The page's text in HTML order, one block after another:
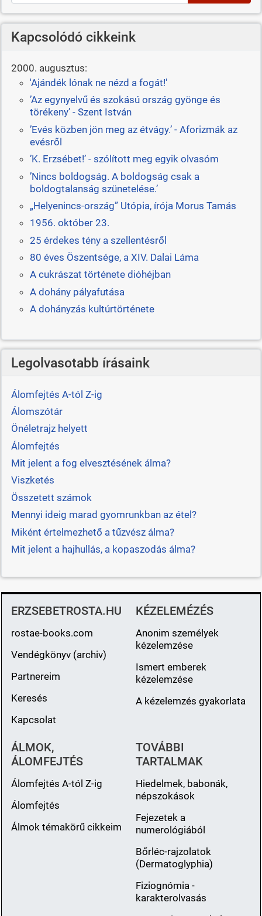
Kapcsolódó cikkeink
2000. augusztus:
'Ajándék lónak ne nézd a fogát!'
’Az egynyelvű és szokású ország gyönge és
törékeny’ - Szent István
’Evés közben jön meg az étvágy.’ - Aforizmák az
evésről
’K. Erzsébet!’ - szólított meg egyik olvasóm
’Nincs boldogság. A boldogság csak a
boldogtalanság szünetelése.’
„Helyenincs-ország” Utópia, írója Morus Tamás
1956. október 23.
25 érdekes tény a szellentésről
80 éves Öszentsége, a XIV. Dalai Láma
A cukrászat története dióhéjban
A dohány pályafutása
A dohányzás kultúrtörténete
Legolvasotabb írásaink
Álomfejtés A-tól Z-ig
Álomszótár
Önéletrajz helyett
Álomfejtés
Mit jelent a fog elvesztésének álma?
Viszketés
Összetett számok
Mennyi ideig marad gyomrunkban az étel?
Miként értelmezhető a tűzvész álma?
Mit jelent a hajhullás, a kopaszodás álma?
ERZSEBETROSTA.HU
rostae-books.com
Vendégkönyv (archiv)
Partnereim
Keresés
Kapcsolat
KÉZELEMÉZÉS
Anonim személyek
kézelemzése
Ismert emberek
kézelemzése
A kézelemzés gyakorlata
ÁLMOK,
ÁLOMFEJTÉS
Álomfejtés A-tól Z-ig
Álomfejtés
Álmok témakörű cikkeim
TOVÁBBI
TARTALMAK
Hiedelmek, babonák,
népszokások
Fejezetek a
numerológiából
Bőrléc-rajzolatok
(Dermatoglyphia)
Fiziognómia -
karakterolvasás